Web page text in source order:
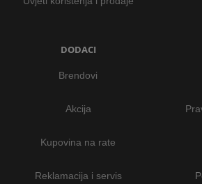
DODACI
Brendovi
Akcija
Kupovina na rate
Reklamacija i servis